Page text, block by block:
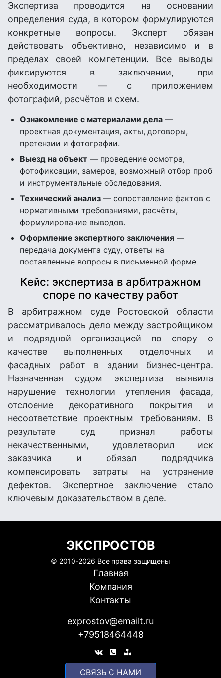
Экспертиза проводится на основании
определения суда, в котором формулируются
конкретные вопросы. Эксперт обязан
действовать объективно, независимо и в
пределах своей компетенции. Все выводы
фиксируются в заключении, при
необходимости — с приложением
фотографий, расчётов и схем.
Ознакомление с материалами дела —
проектная документация, акты, договоры,
претензии и фотографии.
Выезд на объект — проведение осмотра,
фотофиксации, замеров, возможный отбор проб
и инструментальные обследования.
Технический анализ — сопоставление фактов с
нормативными требованиями, расчёты,
формулирование выводов.
Оформление экспертного заключения —
передача документа суду, ответы на
поставленные вопросы в письменной форме.
Кейс: экспертиза в арбитражном
споре по качеству работ
В арбитражном суде Ростовской области
рассматривалось дело между застройщиком
и подрядной организацией по спору о
качестве выполненных отделочных и
фасадных работ в здании бизнес-центра.
Назначенная судом экспертиза выявила
нарушение технологии утепления фасада,
отслоение декоративного покрытия и
несоответствие проектным требованиям. В
результате суд признал работы
некачественными, удовлетворил иск
заказчика и обязал подрядчика
компенсировать затраты на устранение
дефектов. Экспертное заключение стало
ключевым доказательством в деле.
ЭКСПРОСТОВ
© 2010-2026 Все права защищены
Главная
Компания
Контакты
exprostov@emailt.ru
+79518464448
CВЯЗЬ С НАМИ